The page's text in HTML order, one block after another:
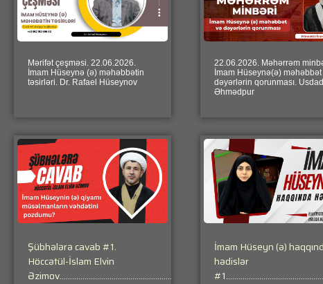
Mərifət çeşməsi. 22.06.2026.
İmam Hüseynə (ə) məhəbbətin
təsirləri. Dr. Rafael Hüseynov
22.06.2026. Məhərrəm
İmam Hüseynə(ə) məhəbbət
dəyərlərin qorunması.
Əhmədpur
Şübhələrə cavab #1.
Höccətül-İslam Elvin
İmam Hüseyn (ə)
hədislər